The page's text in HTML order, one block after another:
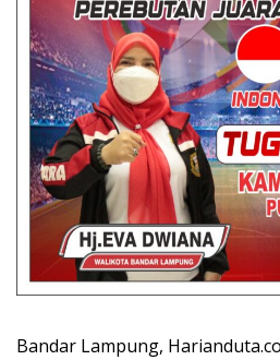
Bandar Lampung,